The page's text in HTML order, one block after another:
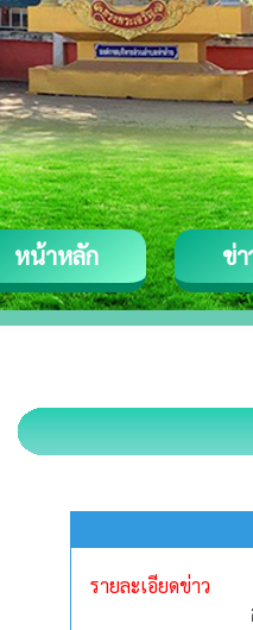
หน้าหลัก ข่
รายละเอียดข่าว